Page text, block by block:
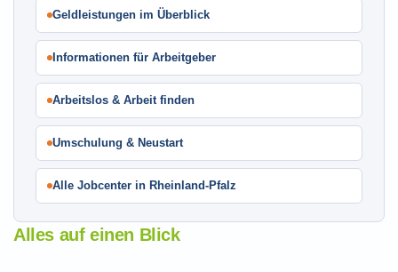
Geldleistungen im Überblick
Informationen für Arbeitgeber
Arbeitslos & Arbeit finden
Umschulung & Neustart
Alle Jobcenter in Rheinland-Pfalz
Alles auf einen Blick